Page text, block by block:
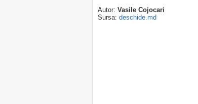
Autor: Vasile Cojocari
Sursa: deschide.md